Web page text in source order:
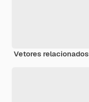
Vetores relacionados